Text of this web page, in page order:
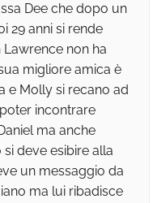
Dee che dopo un
29 anni si rende
non ha
migliore amica è
e Molly si recano ad
incontrare
ma anche
deve esibire alla
un messaggio da
ma lui ribadisce